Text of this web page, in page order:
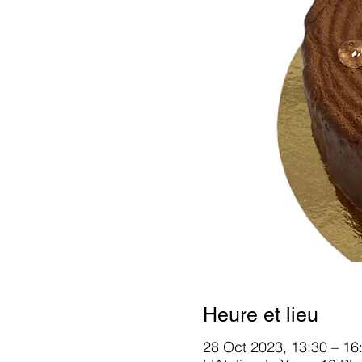
Heure et lieu
28 Oct 2023, 13:30 –